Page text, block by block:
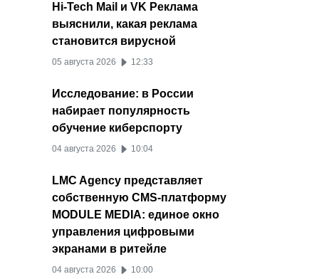
Hi-Tech Mail и VK Реклама
выяснили, какая реклама
становится вирусной
05 августа 2026 12:33
Исследование: в России
набирает популярность
обучение киберспорту
04 августа 2026 10:04
LMC Agency представляет
собственную CMS-платформу
MODULE MEDIA: единое окно
управления цифровыми
экранами в ритейле
04 августа 2026 10:00